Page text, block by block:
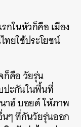
กในหัวก็คือ เมือง
ยใช้ประโยชน์
ก็คือ วัยรุ่น
ปะกันในพื้นที่
าฮ์ บอยด์ ให้ภาพ
ๆ ที่กันวัยรุ่นออก